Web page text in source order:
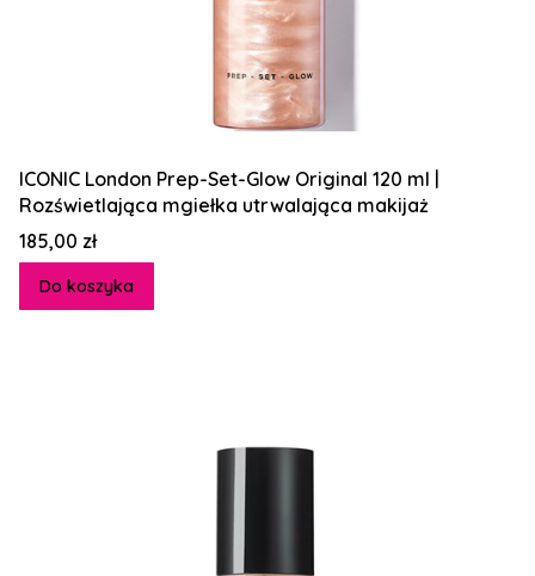
ICONIC London Prep-Set-Glow Original 120 ml |
Rozświetlająca mgiełka utrwalająca makijaż
Cena
185,00 zł
Do koszyka